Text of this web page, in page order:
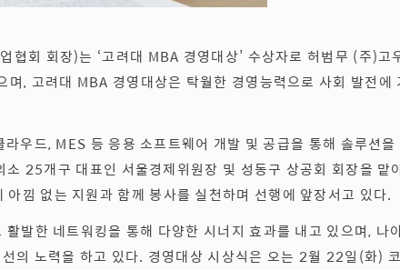
협회 회장)는 ‘고려대 MBA 경영대상’ 수상자로 허범무 (주)고
, 고려대 MBA 경영대상은 탁월한 경영능력으로 사회 발전에
우드, MES 등 응용 소프트웨어 개발 및 공급을 통해 솔루션을
25개구 대표인 서울경제위원장 및 성동구 상공회 회장을 맡
낌 없는 지원과 함께 봉사를 실천하며 선행에 앞장서고 있다.
발한 네트워킹을 통해 다양한 시너지 효과를 내고 있으며, 나
의 노력을 하고 있다. 경영대상 시상식은 오는 2월 22일(화)